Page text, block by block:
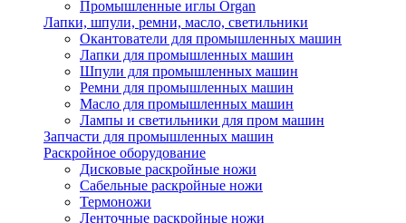
Промышленные иглы Organ
Лапки, шпули, ремни, масло, светильники
Окантователи для промышленных машин
Лапки для промышленных машин
Шпули для промышленных машин
Ремни для промышленных машин
Масло для промышленных машин
Лампы и светильники для пром машин
Запчасти для промышленных машин
Раскройное оборудование
Дисковые раскройные ножи
Сабельные раскройные ножи
Термоножи
Ленточные раскройные ножи